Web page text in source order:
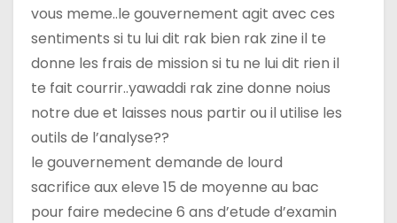
c
e
vous meme..le gouvernement agit avec ces
sentiments si tu lui dit rak bien rak zine il te
donne les frais de mission si tu ne lui dit rien il
te fait courrir..yawaddi rak zine donne noius
notre due et laisses nous partir ou il utilise les
outils de l’analyse??
le gouvernement demande de lourd
sacrifice aux eleve 15 de moyenne au bac
pour faire medecine 6 ans d’etude d’examin